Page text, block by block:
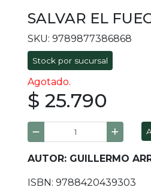
SALVAR EL
SKU: 9789877386868
Stock por sucursal
Agotado.
$ 25.790
AUTOR: GUILLERMO
ISBN: 9788420439303